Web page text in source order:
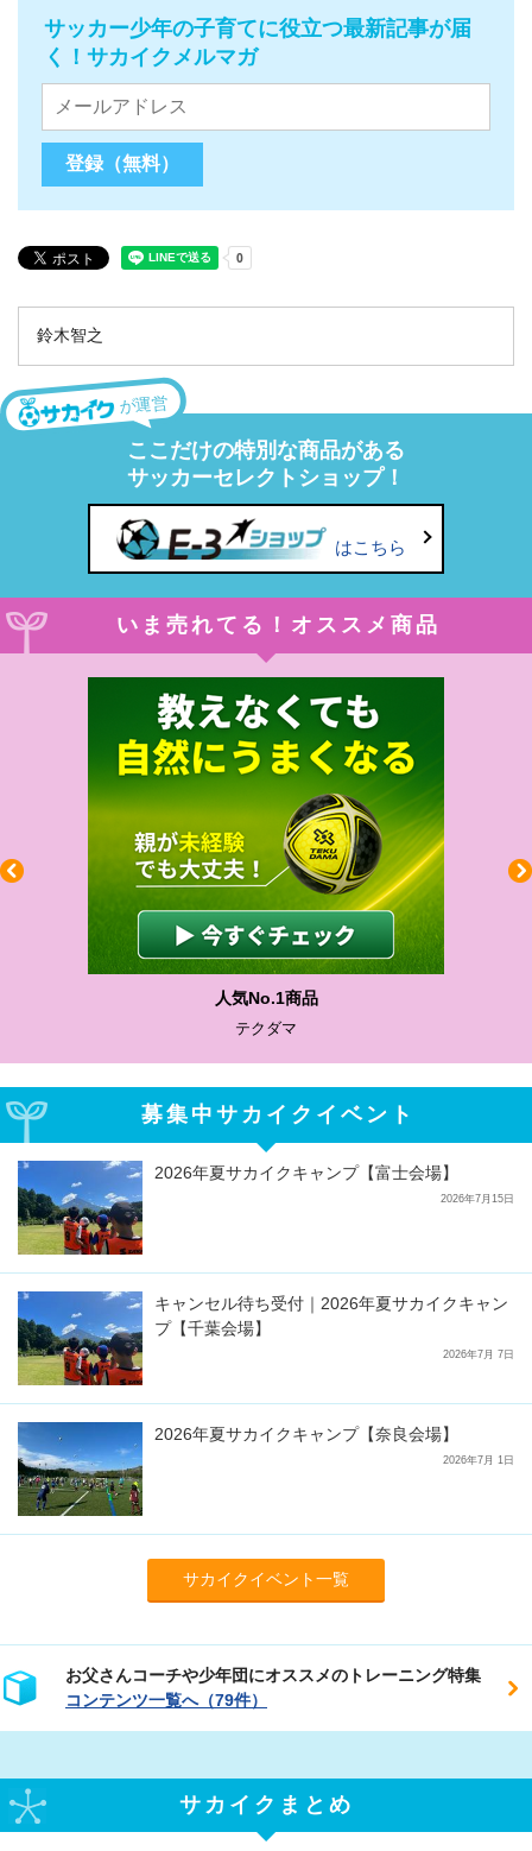
サッカー少年の子育てに役立つ最新記事が届
く！サカイクメルマガ
鈴木智之
が運営
ここだけの特別な商品がある
サッカーセレクトショップ！
はこちら
いま売れてる！オススメ商品
わかりやすい質問に沿って書ける
サカイクサッカーノート
募集中サカイクイベント
2026年夏サカイクキャンプ【富士会場】
2026年7月15日
キャンセル待ち受付｜2026年夏サカイクキャン
プ【千葉会場】
2026年7月 7日
2026年夏サカイクキャンプ【奈良会場】
2026年7月 1日
サカイクイベント一覧
お父さんコーチや少年団にオススメのトレーニング特集
コンテンツ一覧へ（79件）
サカイクまとめ